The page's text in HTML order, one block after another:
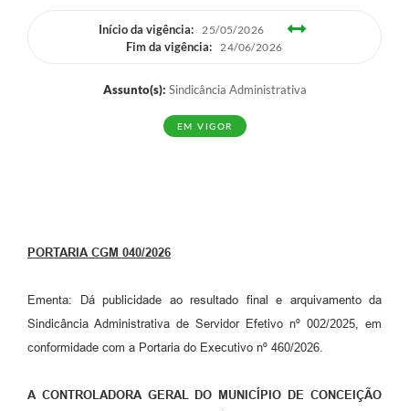
Meio Ambiente-CODEMA
Contratos
Início da vigência: 25/05/2026
Fim da vigência: 24/06/2026
Assunto(s): Sindicância Administrativa
EM VIGOR
PORTARIA CGM 040/2026
Ementa: Dá publicidade ao resultado final e arquivamento da
Sindicância Administrativa de Servidor Efetivo nº 002/2025, em
conformidade com a Portaria do Executivo nº 460/2026.
A CONTROLADORA GERAL DO MUNICÍPIO DE CONCEIÇÃO